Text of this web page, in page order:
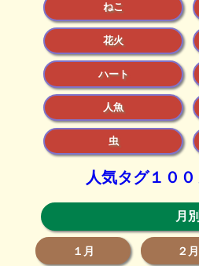
ねこ
花火
ハート
人魚
虫
人気タグ１０
月別
１月 ２月